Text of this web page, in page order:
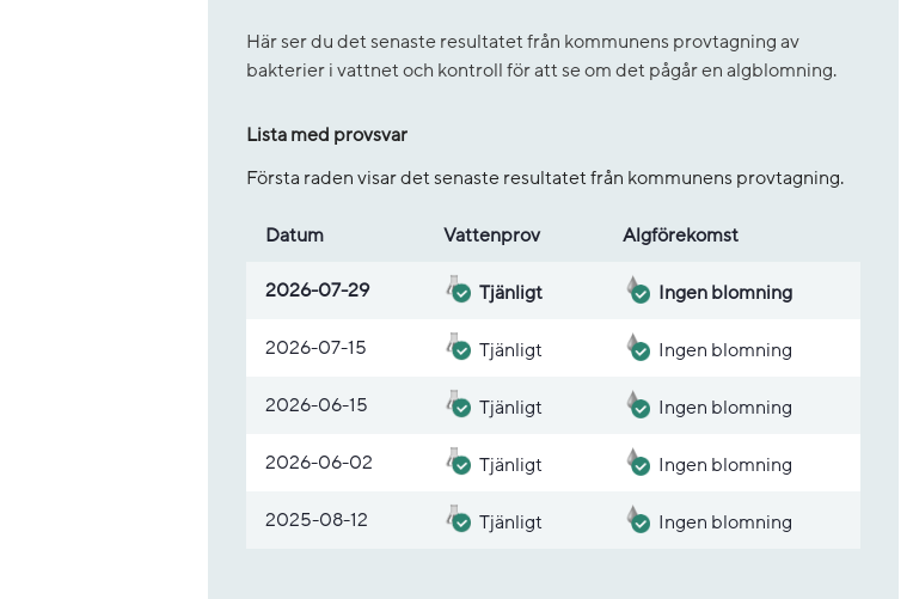
Här ser du det senaste resultatet från kommunens provtagning av
bakterier i vattnet och kontroll för att se om det pågår en algblomning.
Lista med provsvar
Första raden visar det senaste resultatet från kommunens provtagning.
Datum Vatten­prov Alg­före­komst
2026-07-29 Tjänligt Ingen blomning
2026-07-15 Tjänligt Ingen blomning
2026-06-15 Tjänligt Ingen blomning
2026-06-02 Tjänligt Ingen blomning
2025-08-12 Tjänligt Ingen blomning